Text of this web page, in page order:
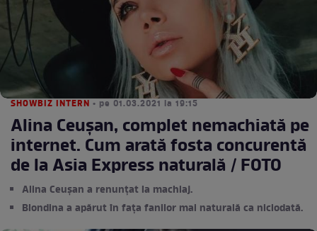
SHOWBIZ INTERN • pe 01.03.2021 la 19:15
Alina Ceușan, complet nemachiată pe
internet. Cum arată fosta concurentă
de la Asia Express naturală / FOTO
Alina Ceușan a renunțat la machiaj.
Blondina a apărut în fața fanilor mai naturală ca niciodată.